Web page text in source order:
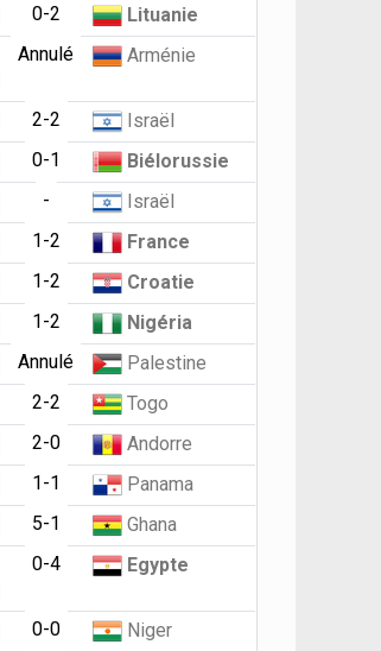
0-2
Lituanie
Annulé Arménie
2-2
Israël
0-1
Biélorussie
-
Israël
1-2
France
1-2
Croatie
1-2
Nigéria
Annulé
Palestine
2-2
Togo
2-0
Andorre
1-1
Panama
5-1
Ghana
0-4 Egypte
0-0
Niger